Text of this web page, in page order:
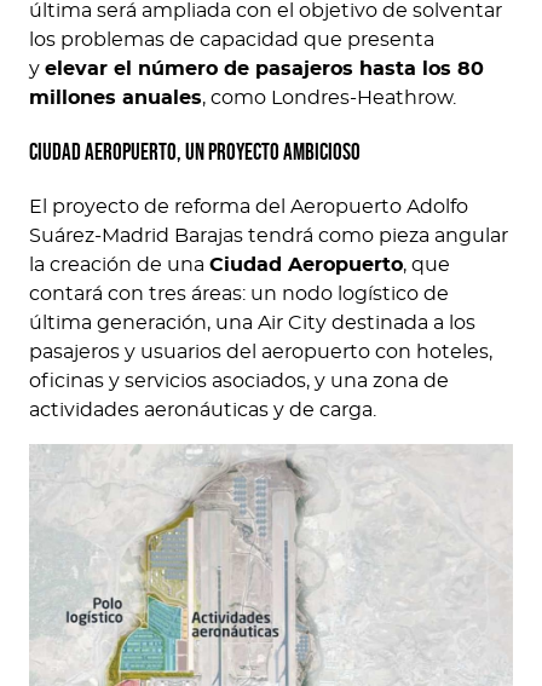
última será ampliada con el objetivo de solventar
los problemas de capacidad que presenta
y elevar el número de pasajeros hasta los 80
millones anuales, como Londres-Heathrow.
ciudad aeropuerto, un proyecto ambicioso
El proyecto de reforma del Aeropuerto Adolfo
Suárez-Madrid Barajas tendrá como pieza angular
la creación de una Ciudad Aeropuerto, que
contará con tres áreas: un nodo logístico de
última generación, una Air City destinada a los
pasajeros y usuarios del aeropuerto con hoteles,
oficinas y servicios asociados, y una zona de
actividades aeronáuticas y de carga.